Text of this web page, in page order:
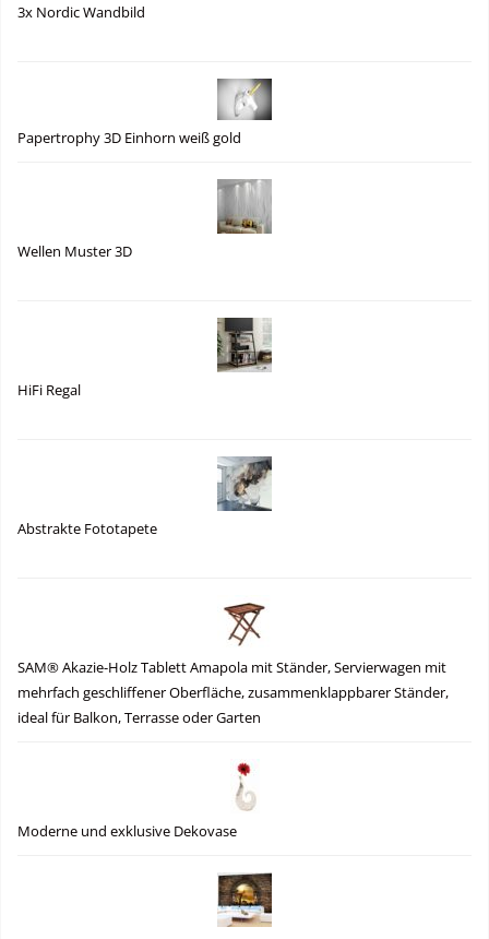
3x Nordic Wandbild
Papertrophy 3D Einhorn weiß gold
Wellen Muster 3D
HiFi Regal
Abstrakte Fototapete
SAM® Akazie-Holz Tablett Amapola mit Ständer, Servierwagen mit
mehrfach geschliffener Oberfläche, zusammenklappbarer Ständer,
ideal für Balkon, Terrasse oder Garten
Moderne und exklusive Dekovase